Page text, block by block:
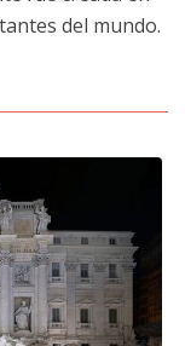
del mundo.